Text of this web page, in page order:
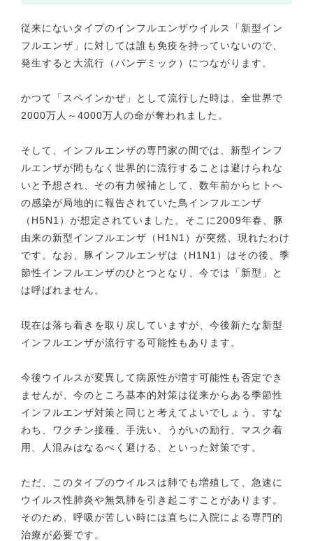
従来にないタイプのインフルエンザウイルス「新型イン
フルエンザ」に対しては誰も免疫を持っていないので、
発生すると大流行（パンデミック）につながります。
かつて「スペインかぜ」として流行した時は、全世界で
2000万人～4000万人の命が奪われました。
そして、インフルエンザの専門家の間では、新型インフ
ルエンザが間もなく世界的に流行することは避けられな
いと予想され、その有力候補として、数年前からヒトへ
の感染が局地的に報告されていた鳥インフルエンザ
（H5N1）が想定されていました。そこに2009年春、豚
由来の新型インフルエンザ（H1N1）が突然、現れたわけ
です。なお、豚インフルエンザは（H1N1）はその後、季
節性インフルエンザのひとつとなり、今では「新型」と
は呼ばれません。
現在は落ち着きを取り戻していますが、今後新たな新型
インフルエンザが流行する可能性もあります。
今後ウイルスが変異して病原性が増す可能性も否定でき
ませんが、今のところ基本的対策は従来からある季節性
インフルエンザ対策と同じと考えてよいでしょう。すな
わち、ワクチン接種、手洗い、うがいの励行、マスク着
用、人混みはなるべく避ける、といった対策です。
ただ、このタイプのウイルスは肺でも増殖して、急速に
ウイルス性肺炎や無気肺を引き起こすことがあります。
そのため、呼吸が苦しい時には直ちに入院による専門的
治療が必要です。